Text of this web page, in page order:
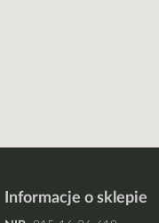
Informacje o sklepie